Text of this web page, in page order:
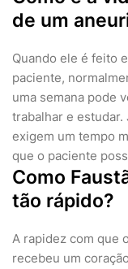
de um
Quando ele é feito
paciente,
uma semana pode
trabalhar e estudar.
exigem um tempo
que o paciente
Como
tão rápido?
A rapidez com que
recebeu um